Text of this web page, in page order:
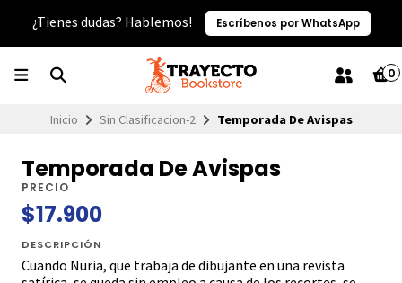
¿Tienes dudas? Hablemos! Escríbenos por WhatsApp
0
Inicio Sin Clasificacion-2 Temporada De Avispas
Temporada De Avispas
PRECIO
$17.900
DESCRIPCIÓN
Cuando Nuria, que trabaja de dibujante en una revista